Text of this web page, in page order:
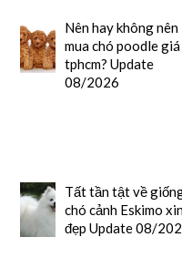
Nên hay không nên
mua chó poodle
tphcm? Update
08/2026
Tất tần tật về
chó cảnh Eskimo
đẹp Update 08/